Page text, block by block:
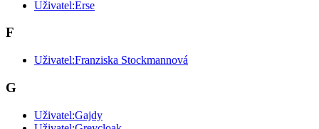
Uživatel:Erse
F
Uživatel:Franziska Stockmannová
G
Uživatel:Gajdy